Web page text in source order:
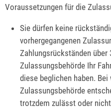
Voraussetzungen für die
Sie dürfen keine
vorhergegangenen
Zahlungsrückständen über
Zulassungsbehörde Ihr
diese beglichen haben. Bei
Zulassungsbehörde
trotzdem zulässt oder